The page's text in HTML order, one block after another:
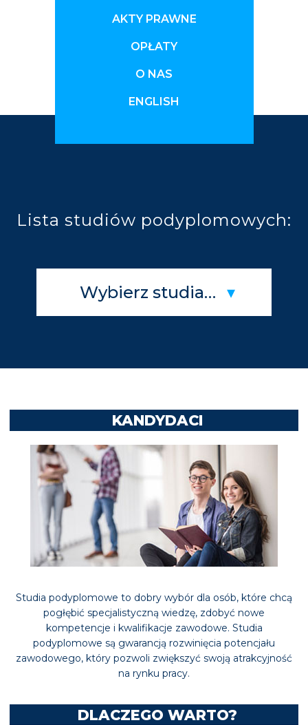
AKTY PRAWNE
OPŁATY
O NAS
ENGLISH
Lista studiów podyplomowych:
Wybierz studia…
KANDYDACI
Studia podyplomowe to dobry wybór dla osób, które chcą
pogłębić specjalistyczną wiedzę, zdobyć nowe
kompetencje i kwalifikacje zawodowe. Studia
podyplomowe są gwarancją rozwinięcia potencjału
zawodowego, który pozwoli zwiększyć swoją atrakcyjność
na rynku pracy.
DLACZEGO WARTO?